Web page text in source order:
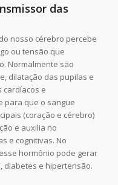
das
nosso cérebro percebe
ou tensão que
Normalmente são
dilatação das pupilas e
cardíacos e
para que o sangue
(coração e cérebro)
e auxilia no
e cognitivas. No
hormônio pode gerar
diabetes e hipertensão.